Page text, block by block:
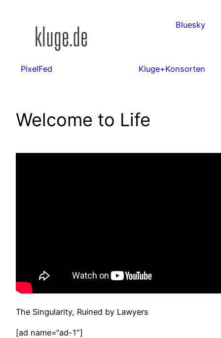
Bluesky
PixelFed Kluge+Konsorten
Welcome to Life
The Singularity, Ruined by Lawyers
[ad name=“ad-1″]